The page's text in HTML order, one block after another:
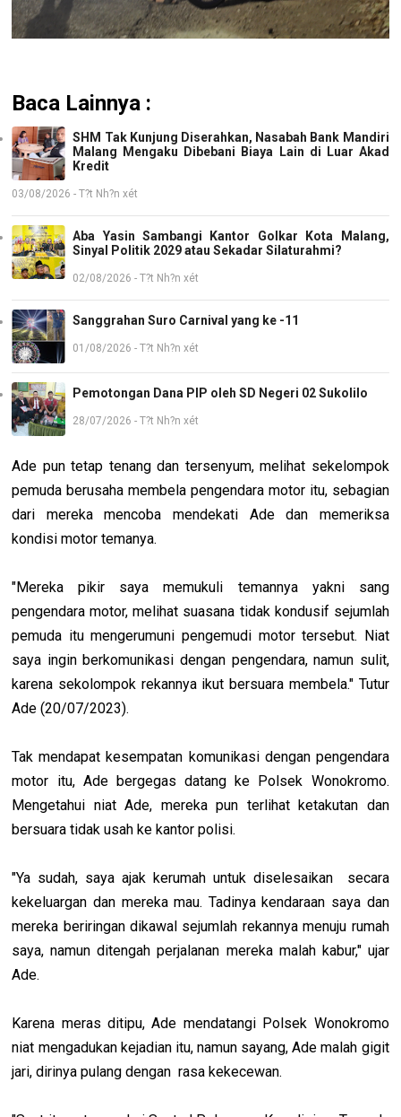
Baca Lainnya :
SHM Tak Kunjung Diserahkan, Nasabah Bank Mandiri
Malang Mengaku Dibebani Biaya Lain di Luar Akad
Kredit
03/08/2026 - T?t Nh?n xét
Aba Yasin Sambangi Kantor Golkar Kota Malang,
Sinyal Politik 2029 atau Sekadar Silaturahmi?
02/08/2026 - T?t Nh?n xét
Sanggrahan Suro Carnival yang ke -11
01/08/2026 - T?t Nh?n xét
Pemotongan Dana PIP oleh SD Negeri 02 Sukolilo
28/07/2026 - T?t Nh?n xét
Ade pun tetap tenang dan tersenyum, melihat sekelompok
pemuda berusaha membela pengendara motor itu, sebagian
dari mereka mencoba mendekati Ade dan memeriksa
kondisi motor temanya.
"Mereka pikir saya memukuli temannya yakni sang
pengendara motor, melihat suasana tidak kondusif sejumlah
pemuda itu mengerumuni pengemudi motor tersebut. Niat
saya ingin berkomunikasi dengan pengendara, namun sulit,
karena sekolompok rekannya ikut bersuara membela." Tutur
Ade (20/07/2023).
Tak mendapat kesempatan komunikasi dengan pengendara
motor itu, Ade bergegas datang ke Polsek Wonokromo.
Mengetahui niat Ade, mereka pun terlihat ketakutan dan
bersuara tidak usah ke kantor polisi.
"Ya sudah, saya ajak kerumah untuk diselesaikan secara
kekeluargan dan mereka mau. Tadinya kendaraan saya dan
mereka beriringan dikawal sejumlah rekannya menuju rumah
saya, namun ditengah perjalanan mereka malah kabur," ujar
Ade.
Karena meras ditipu, Ade mendatangi Polsek Wonokromo
niat mengadukan kejadian itu, namun sayang, Ade malah gigit
jari, dirinya pulang dengan rasa kekecewan.